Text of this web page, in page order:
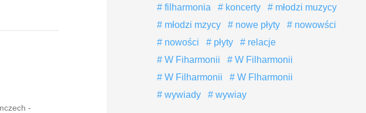
-
filharmonia
koncerty
młodzi muzycy
młodzi mzycy
nowe płyty
nowowści
nowości
płyty
relacje
W Fiharmonii
W Filharmonii
W Filharmonii
W Flharmonii
wywiady
wywiay